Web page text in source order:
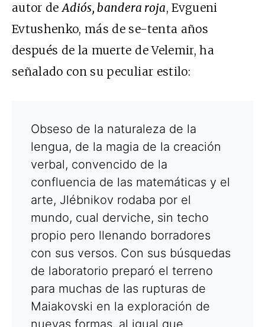
autor deAdiós, bandera roja, Evgueni
Evtushenko, más de se-tenta años
después de la muerte de Velemir, ha
señalado con su peculiar estilo:
Obseso de la naturaleza de la
lengua, de la magia de la creación
verbal, convencido de la
confluencia de las matemáticas y el
arte, Jlébnikov rodaba por el
mundo, cual derviche, sin techo
propio pero llenando borradores
con sus versos. Con sus búsquedas
de laboratorio preparó el terreno
para muchas de las rupturas de
Maiakovski en la exploración de